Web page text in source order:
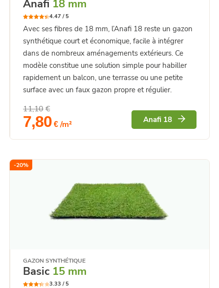
Anafi 18 mm
sur 5
4.47 / 5
Avec ses fibres de 18 mm, l’Anafi 18 reste un gazon
synthétique court et économique, facile à intégrer
dans de nombreux aménagements extérieurs. Ce
modèle constitue une solution simple pour habiller
rapidement un balcon, une terrasse ou une petite
surface avec un faux gazon propre et régulier.
11,10€
Le
prix
initial
était :
7,80 €prix
est :
/m² Anafi 18
-20%
GAZON SYNTHÉTIQUE
Basic 15 mm
3.33 / 5